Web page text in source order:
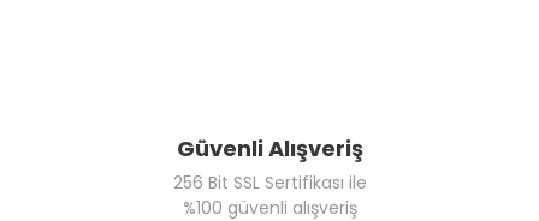
Güvenli Alışveriş
256 Bit SSL Sertifikası ile
%100 güvenli alışveriş